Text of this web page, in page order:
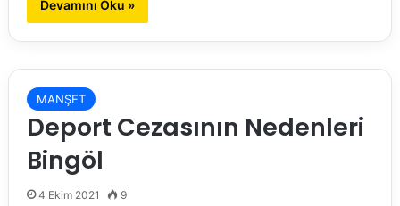
Devamını Oku »
MANŞET
Deport Cezasının Nedenleri
Bingöl
4 Ekim 2021 9